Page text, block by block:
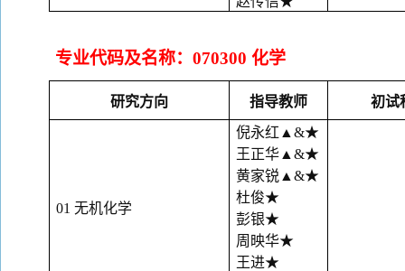
专业代码及名称： 070300 化学
研究方向 指导教师 初试
01 无机化学
倪永红 ▲&★
王正华 ▲&★
黄家锐 ▲&★
杜俊★
彭银★
周映华★
王进★